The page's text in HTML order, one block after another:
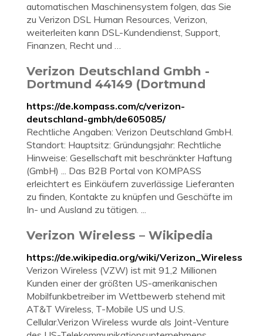
automatischen Maschinensystem folgen, das Sie
zu Verizon DSL Human Resources, Verizon,
weiterleiten kann DSL-Kundendienst, Support,
Finanzen, Recht und …
Verizon Deutschland Gmbh -
Dortmund 44149 (Dortmund
https://de.kompass.com/c/verizon-
deutschland-gmbh/de605085/
Rechtliche Angaben: Verizon Deutschland GmbH.
Standort: Hauptsitz: Gründungsjahr: Rechtliche
Hinweise: Gesellschaft mit beschränkter Haftung
(GmbH) ... Das B2B Portal von KOMPASS
erleichtert es Einkäufern zuverlässige Lieferanten
zu finden, Kontakte zu knüpfen und Geschäfte im
In- und Ausland zu tätigen. ...
Verizon Wireless – Wikipedia
https://de.wikipedia.org/wiki/Verizon_Wireless
Verizon Wireless (VZW) ist mit 91,2 Millionen
Kunden einer der größten US-amerikanischen
Mobilfunkbetreiber im Wettbewerb stehend mit
AT&T Wireless, T-Mobile US und U.S.
Cellular.Verizon Wireless wurde als Joint-Venture